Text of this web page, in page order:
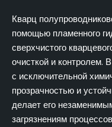
Кварц
помощью пламенного
сверхчистого
очисткой и контролем.
с исключительной
прозрачностью и
делает его
загрязнениям